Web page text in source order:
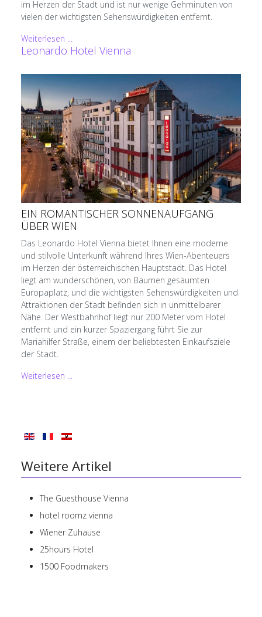
im Herzen der Stadt und ist nur wenige Gehminuten von
vielen der wichtigsten Sehenswürdigkeiten entfernt.
Weiterlesen ...
Leonardo Hotel Vienna
EIN ROMANTISCHER SONNENAUFGANG
ÜBER WIEN
Das Leonardo Hotel Vienna bietet Ihnen eine moderne
und stilvolle Unterkunft während Ihres Wien-Abenteuers
im Herzen der österreichischen Hauptstadt. Das Hotel
liegt am wunderschönen, von Bäumen gesäumten
Europaplatz, und die wichtigsten Sehenswürdigkeiten und
Attraktionen der Stadt befinden sich in unmittelbarer
Nähe. Der Westbahnhof liegt nur 200 Meter vom Hotel
entfernt und ein kurzer Spaziergang führt Sie zur
Mariahilfer Straße, einem der beliebtesten Einkaufsziele
der Stadt.
Weiterlesen ...
Weitere Artikel
The Guesthouse Vienna
hotel roomz vienna
Wiener Zuhause
25hours Hotel
1500 Foodmakers